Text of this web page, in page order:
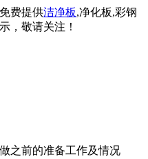
费提供洁净板,净化板,彩钢
，敬请关注！
之前的准备工作及情况